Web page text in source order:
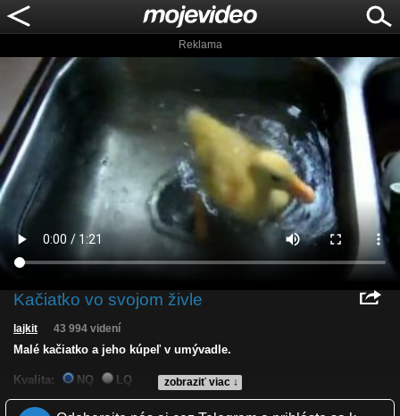
Reklama
Kačiatko vo svojom živle
zobraziť viac ↓
lajkit 43 994 videní
Malé kačiatko a jeho kúpeľ v umývadle.
Kvalita: NQ
LQ
Zverejnené: 29.11.2012 16:34
Páči sa: 99% (141 hlasov)